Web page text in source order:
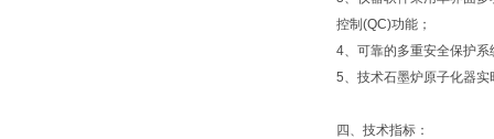
控制(QC)功能；
4、可靠的多重安全保护
5、技术石墨炉原子化器
四、技术指标：